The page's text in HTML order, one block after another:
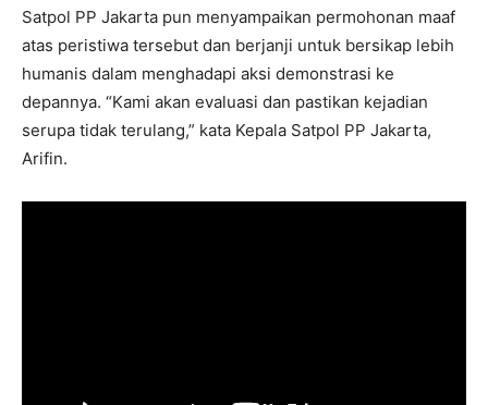
Satpol PP Jakarta pun menyampaikan permohonan maaf
atas peristiwa tersebut dan berjanji untuk bersikap lebih
humanis dalam menghadapi aksi demonstrasi ke
depannya. “Kami akan evaluasi dan pastikan kejadian
serupa tidak terulang,” kata Kepala Satpol PP Jakarta,
Arifin.